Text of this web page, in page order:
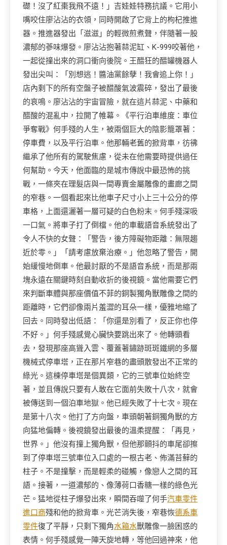
礎！沒了紅棗我飛不遠！」吉娃娃特務抗議。它用小
嘴咬住廖沾沾的衣領，同時開啟了它背上的枸杞推進
器。推進器發出「滋滋」的輕微煎煮聲，伴隨著一股
濃郁的蔘味爆發。廖沾沾抱著蒜泥缸、K-999咬著他，
一起從撞出來的洞口衝向後院。王醋狂的醋罐機器人
發出尖叫：「別想逃！醬油黨餘孽！我會追上你！」
店內剩下的所有空盤子被醋酸氣波震碎，發出了最後
的哀鳴。廖沾沾的宇宙冒險，就在這片蒜泥、中藥和
醋酸的混亂中，拉開了帷幕。《平行泊車維度：車位
爭奪戰》何手殘的人生，被兩個巨大的陰影籠罩著：
停車費，以及平行泊車。他那輛老舊的掀背車，彷彿
繼承了他所有的駕駛焦慮，從未在他需要時提供過任
何幫助。今天，他面臨的是城市傳說中最恐怖的挑
戰，一條夾在理髮店與一間專賣金屬雕像的畫廊之間
的窄巷。一個看起來比他車子尺寸小上三十公分的停
車格，上面還灑著一層可疑的白色粉末。何手殘深吸
一口氣。將車子打了倒檔。他的車載語音系統發出了
令人不快的女聲：「警告，後方障礙物距離：無限趨
近於零。」「請考慮放棄治療。」他忽略了警告，開
始緩慢地倒車。他最討厭的不是語音系統，而是那兩
塊永遠在關鍵時刻自動收折的後視鏡。當他需要它們
來判斷車體與那座價值不菲的銅製獨角獸雕像之間的
距離時，它們卻像兩片羞澀的耳朵一樣，優雅地縮了
回去。同時發出低語：「你還是別看了，反正你也停
不好。」何手殘感覺心臟快要跳出來了。他轉頭看
去，發現那座高聳入雲、覆蓋著鏽跡斑斑鐵網的多層
機械式停車塔，正在那片窄巷的盡頭散發出不正常的
綠光。這棟停車塔是個異類，它的三號車位始終空
著，並且傳說只要有人敢在它面前失敗十八次，就會
被傳送到一個泊車地獄。他已經失敗了十七次。現在
是第十八次。他打了方向盤，車頭朝著銅獨角獸的方
向猛地偏轉。後視鏡發出最後的溫柔提醒：「再見，
世界。」他沒有撞上獨角獸，但他那顫抖的車尾卻擦
到了停車塔三號車位入口處的一根古老、佈滿苔蘚的
柱子。不是撞擊，而是輕柔的碰觸，像戀人之間的耳
語。接著，一道濃郁的、像薄荷口香糖一樣的綠色光
芒。猛地從柱子爆發出來，瞬間吞噬了何手汽車零件
進口商殘和他的掀背車。光芒消失後，窄巷恢德系車
零件復了平靜，只剩下獨角水箱水獸雕像一臉困惑的
表情。何手殘感覺一陣天旋地轉，等他回過神來，他